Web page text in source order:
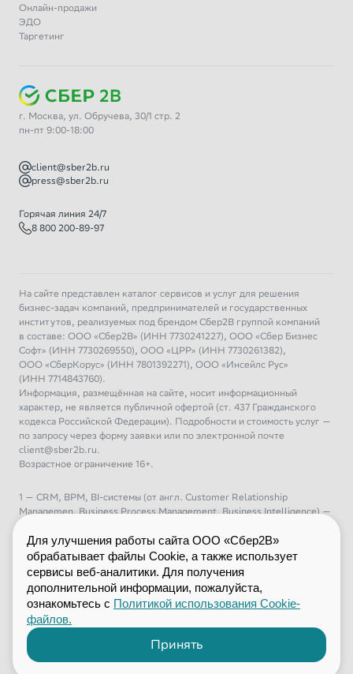
Онлайн-продажи
ЭДО
Таргетинг
г. Москва, ул. Обручева, 30/1 стр. 2
пн-пт 9:00-18:00
client@sber2b.ru
press@sber2b.ru
Горячая линия 24/7
8 800 200-89-97
На сайте представлен каталог сервисов и услуг для решения
бизнес-задач компаний, предпринимателей и государственных
институтов, реализуемых под брендом Сбер2В группой компаний
в составе: ООО «Сбер2В» (ИНН 7730241227), ООО «Сбер Бизнес
Софт» (ИНН 7730269550), ООО «ЦРР» (ИНН 7730261382),
ООО «СберКорус» (ИНН 7801392271), ООО «Инсейлс Рус»
(ИНН 7714843760).
Информация, размещённая на сайте, носит информационный
характер, не является публичной офертой (ст. 437 Гражданского
кодекса Российской Федерации). Подробности и стоимость услуг —
по запросу через форму заявки или по электронной почте
client@sber2b.ru.
Возрастное ограничение 16+.
1 — CRM, BPM, BI-системы (от англ. Customer Relationship
Managemen, Business Process Management, Business Intelligence) —
процессами, бизнес-аналитика
2 – ERP (от англ. Enterprise Resource Planning) — планирование
ресурсов предприятия
3 – ML (от англ. Machine Learning) — машинное обучение
4 – DIY (от англ. Do It Yourself) — «сделай это сам», сегмент
розничной торговли с товарами для дома, дачи и строительства
5 – Фреймворк (от англ. framework — каркас, структура) —
программная платформа или заготовка, которая задаёт жесткую
структуру будущей системы и предоставляет базовый набор готовых
Для улучшения работы сайта ООО «Сбер2В»
обрабатывает файлы Cookie, а также использует
сервисы веб-аналитики. Для получения
дополнительной информации, пожалуйста,
ознакомьтесь с Политикой использования Cookie-
файлов.
Принять